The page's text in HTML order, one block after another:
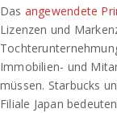
Das angewendete
Lizenzen und
Immobilien- und
müssen. Starbucks
Filiale Japan